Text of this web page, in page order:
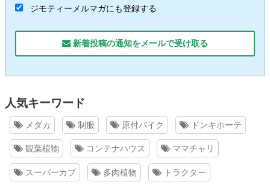
ジモティーメルマガにも登録する
新着投稿の通知をメールで受け取る
人気キーワード
メダカ 制服 原付バイク ドンキホーテ
観葉植物 コンテナハウス ママチャリ
スーパーカブ 多肉植物 トラクター